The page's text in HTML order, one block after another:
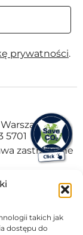
takich jak
dostępu do
prywatności.
, Tel
5701
zastrzeżone